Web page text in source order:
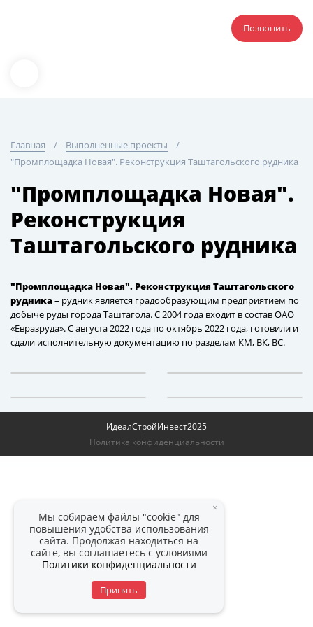
Позвонить
Главная
Выполненные проекты
"Промплощадка Новая". Реконструкция Таштагольского рудника
"Промплощадка Новая".
Реконструкция
Таштагольского рудника
"Промплощадка Новая". Реконструкция Таштагольского
рудника– рудник является градообразующим предприятием по
добыче руды города Таштагола. С 2004 года входит в состав ОАО
«Евразруда». С августа 2022 года по октябрь 2022 года, готовили и
сдали исполнительную документацию по разделам КМ, ВК, ВС.
ИдеалСтройИнвест2025
Политика конфиденциальности
×
Мы собираем файлы "cookie" для
повышения удобства использования
сайта. Продолжая находиться на
сайте, вы соглашаетесь с условиями
Политики конфиденциальности
Принять